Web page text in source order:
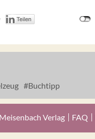
Buchtipp
Meisenbach Verlag FAQ